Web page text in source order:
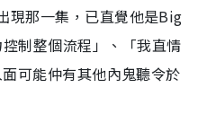
現那一集，已直覺他是Big
制整個流程」、「我直情
可能仲有其他內鬼聽令於